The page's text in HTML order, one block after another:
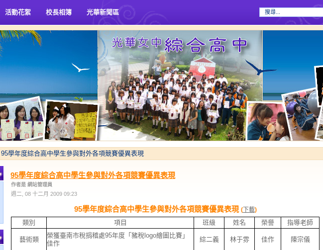
活動花絮 校長相簿 光華新聞區
95學年度綜合高中學生參與對外各項競賽優異表現
95學年度綜合高中學生參與對外各項競賽優異表現
作者是 網站管理員
週二, 08 十二月 2009 09:23
95學年度綜合高中學生參與對外各項競賽優異表現 (下載)
類別 項目 班級 姓名 榮譽 指導老師
藝術類
榮獲臺南市稅捐稽處95年度「豬稅logo繪圖比賽」
佳作
綜二義 林于雰 佳作 陳宗儀